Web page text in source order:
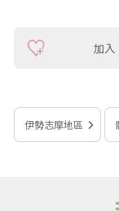
加入
伊勢志摩地區